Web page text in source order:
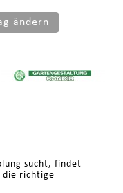
ändern
sucht, findet
die richtige